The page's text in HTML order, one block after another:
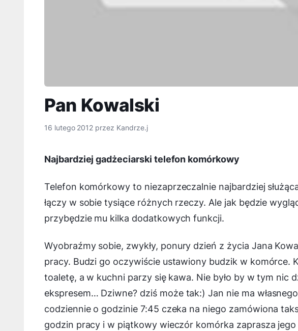
Pan Kowalski
16 lutego 2012 przez Kandrze.j
Najbardziej gadżeciarski telefon komórkowy
Telefon komórkowy to niezaprzeczalnie najbardziej
łączy w sobie tysiące różnych rzeczy. Ale jak będzie
przybędzie mu kilka dodatkowych funkcji.
Wyobraźmy sobie, zwykły, ponury dzień z życia Jana
pracy. Budzi go oczywiście ustawiony budzik w komórce.
toaletę, a w kuchni parzy się kawa. Nie było by w tym nic
ekspresem… Dziwne? dziś może tak:) Jan nie ma
codziennie o godzinie 7:45 czeka na niego zamówiona
godzin pracy i w piątkowy wieczór komórka zaprasza